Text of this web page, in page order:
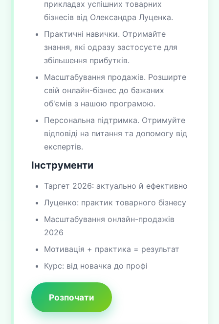
прикладах успішних товарних
бізнесів від Олександра Луценка.
Практичні навички. Отримайте
знання, які одразу застосуєте для
збільшення прибутків.
Масштабування продажів. Розширте
свій онлайн-бізнес до бажаних
об'ємів з нашою програмою.
Персональна підтримка. Отримуйте
відповіді на питання та допомогу від
експертів.
Інструменти
Таргет 2026: актуально й ефективно
Луценко: практик товарного бізнесу
Масштабування онлайн-продажів
2026
Мотивація + практика = результат
Курс: від новачка до профі
Розпочати